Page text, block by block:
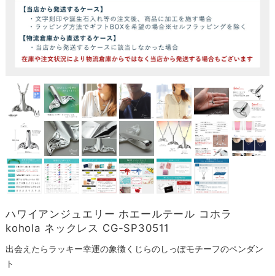
ハワイアンジュエリー ホエールテール コホラ
kohola ネックレス CG-SP30511
出会えたらラッキー幸運の象徴くじらのしっぽモチーフのペンダン
ト